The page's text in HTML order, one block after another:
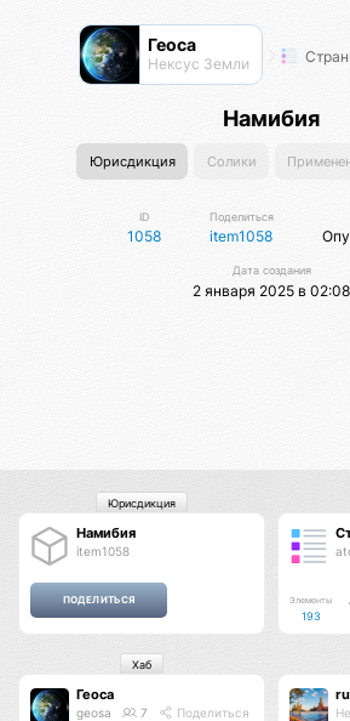
Геоса
Нексус Земли
Намибия
Юрисдикция Солики
ID
1058
Поделиться
item1058
Дата создания
2 января 2025 в 02:08
Намибия
item1058
Юрисдикция
Элементы
193
Геоса
geosa 7 Поделиться
Хаб